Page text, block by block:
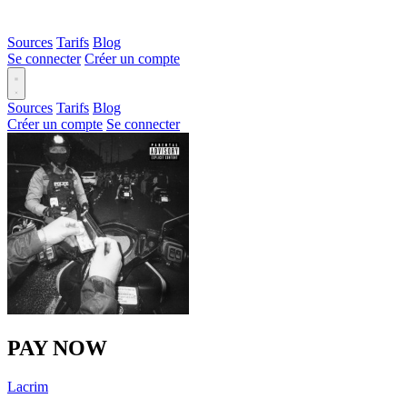
Sources Tarifs Blog
Se connecter Créer un compte
Sources Tarifs Blog
Créer un compte Se connecter
PAY NOW
Lacrim